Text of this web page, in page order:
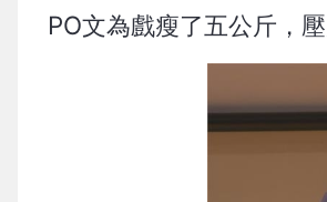
PO文為戲瘦了五公斤，